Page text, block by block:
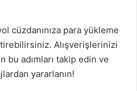
cüzdanınıza para yükleme
Alışverişlerinizi
bu adımları takip edin ve
yararlanın!